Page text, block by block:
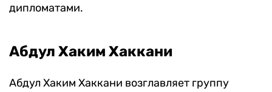
дипломатами.
Абдул Хаким Хаккани
Абдул Хаким Хаккани возглавляет группу